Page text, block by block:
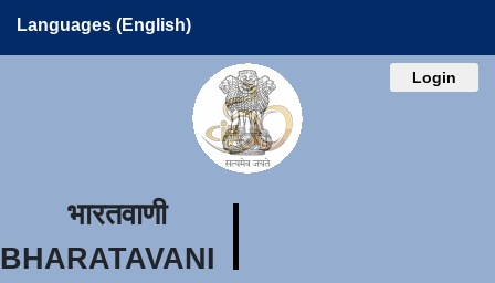
Languages (English)
Login
भारतवाणी
BHARATAVANI